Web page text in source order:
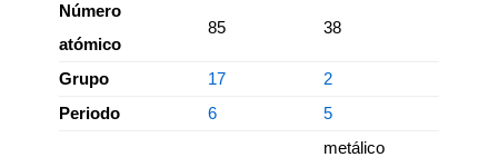
Número
atómico
85 38
Grupo 17
2
Periodo
6 5
metálico